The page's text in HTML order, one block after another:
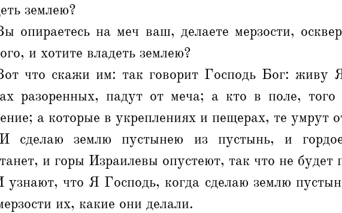
землею?
опираетесь на меч ваш, делаете мерзости,
и хотите владеть землею?
что скажи им: так говорит Господь Бог: живу
разоренных, падут от меча; а кто в поле,
а которые в укреплениях и пещерах, те умрут
сделаю землю пустынею из пустынь, и
и горы Израилевы опустеют, так что не будет
что Я Господь, когда сделаю землю
их, какие они делали.